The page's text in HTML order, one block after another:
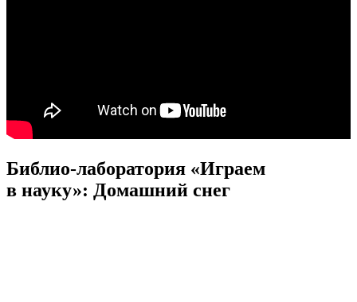
Библио-лаборатория «Играем
в науку»: Домашний снег